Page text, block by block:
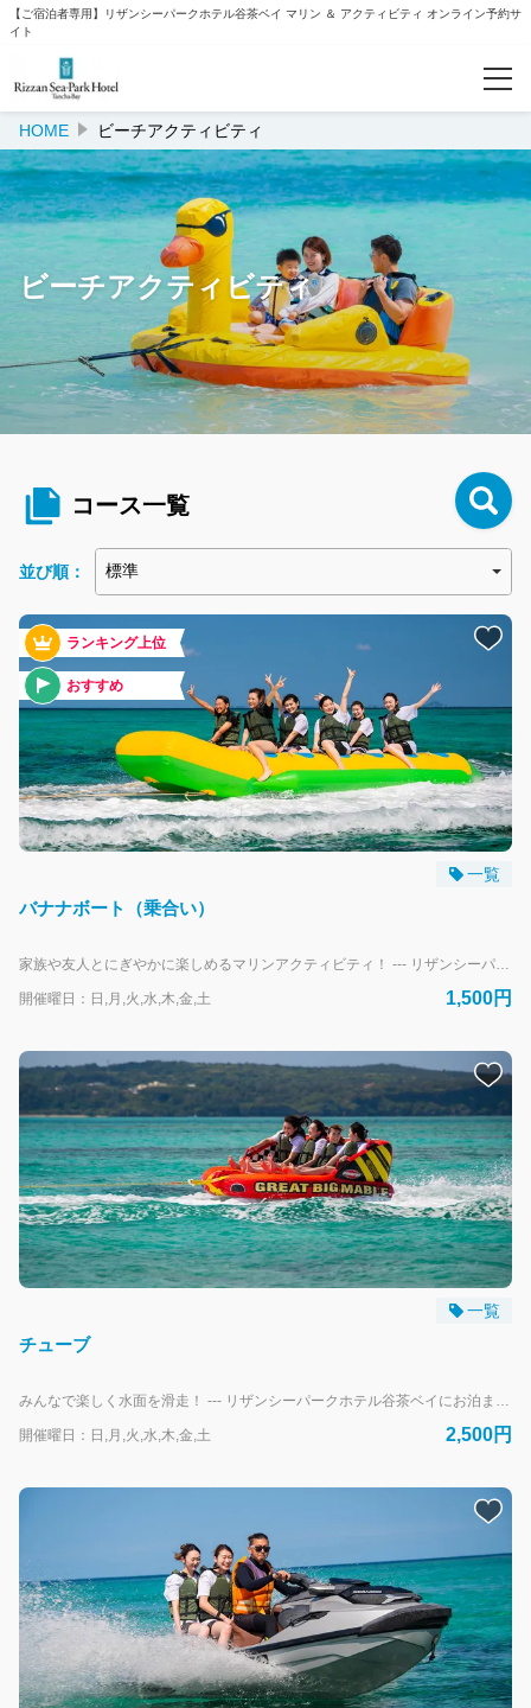
【ご宿泊者専用】リザンシーパークホテル谷茶ベイ マリン ＆ アクティビティ オンライン予約サ
イト
予約確認
カテゴリー
ウォーターパーク
ビーチアクティビティ
クルージング
カヌー/カヤック/サップ/ステップボード
ナイトプログラム
ビーチレンタル
人気ランキング
おすすめ
HOME ビーチアクティビティ
ビーチアクティビティ
コース一覧
並び順：
ランキング上位
おすすめ
一覧
バナナボート（乗合い）
家族や友人とにぎやかに楽しめるマリンアクティビティ！ --- リザンシーパークホテル谷茶ベイにお泊まりのお客様専用の予約フォームです。 外来のお客様は、当日直接受付にお越しください。
開催曜日：日,月,火,水,木,金,土 1,500円
一覧
チューブ
みんなで楽しく水面を滑走！ --- リザンシーパークホテル谷茶ベイにお泊まりのお客様専用の予約フォームです。 外来のお客様は、当日直接受付にお越しください。
開催曜日：日,月,火,水,木,金,土 2,500円